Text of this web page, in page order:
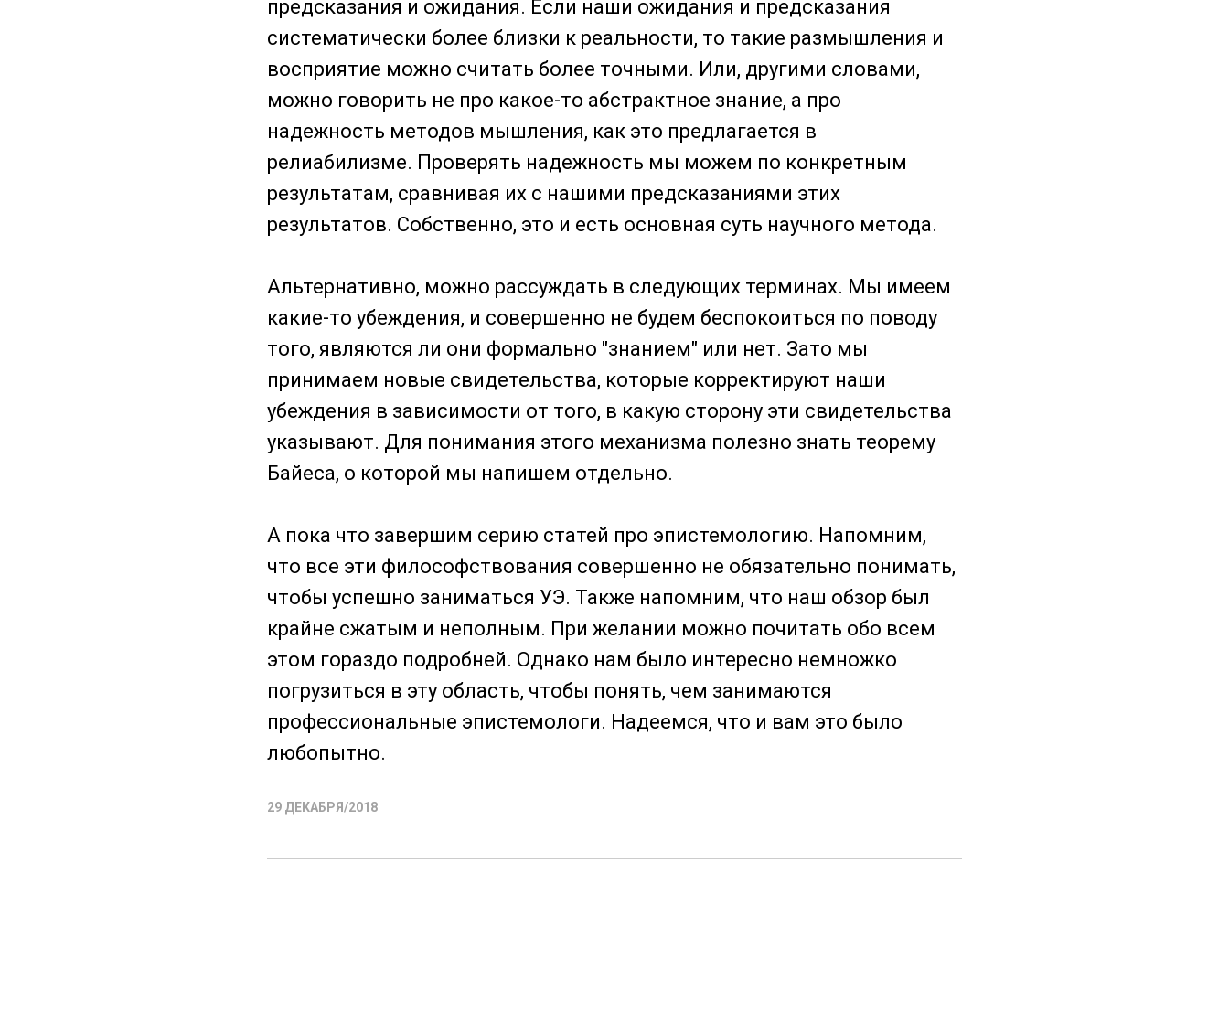
предсказания и ожидания. Если наши ожидания и предсказания
систематически более близки к реальности, то такие размышления и
восприятие можно считать более точными. Или, другими словами,
можно говорить не про какое-то абстрактное знание, а про
надежность методов мышления, как это предлагается в
релиабилизме. Проверять надежность мы можем по конкретным
результатам, сравнивая их с нашими предсказаниями этих
результатов. Собственно, это и есть основная суть научного метода.
Альтернативно, можно рассуждать в следующих терминах. Мы имеем
какие-то убеждения, и совершенно не будем беспокоиться по поводу
того, являются ли они формально "знанием" или нет. Зато мы
принимаем новые свидетельства, которые корректируют наши
убеждения в зависимости от того, в какую сторону эти свидетельства
указывают. Для понимания этого механизма полезно знать теорему
Байеса, о которой мы напишем отдельно.
А пока что завершим серию статей про эпистемологию. Напомним,
что все эти философствования совершенно не обязательно понимать,
чтобы успешно заниматься УЭ. Также напомним, что наш обзор был
крайне сжатым и неполным. При желании можно почитать обо всем
этом гораздо подробней. Однако нам было интересно немножко
погрузиться в эту область, чтобы понять, чем занимаются
профессиональные эпистемологи. Надеемся, что и вам это было
любопытно.
29 ДЕКАБРЯ/2018